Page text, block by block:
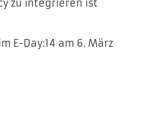
zu integrieren ist
E-Day:14 am 6. März